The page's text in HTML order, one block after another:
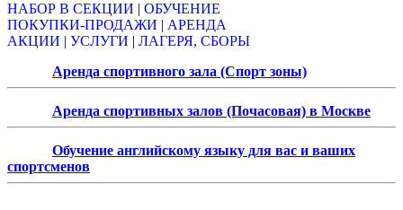
НАБОР В СЕКЦИИ | ОБУЧЕНИЕ
ПОКУПКИ-ПРОДАЖИ | АРЕНДА
АКЦИИ | УСЛУГИ | ЛАГЕРЯ, СБОРЫ
Аренда спортивного зала (Спорт зоны)
Аренда спортивных залов (Почасовая) в Москве
Обучение английскому языку для вас и ваших
спортсменов